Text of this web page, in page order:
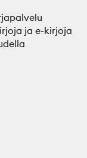
ja e-kirjoja